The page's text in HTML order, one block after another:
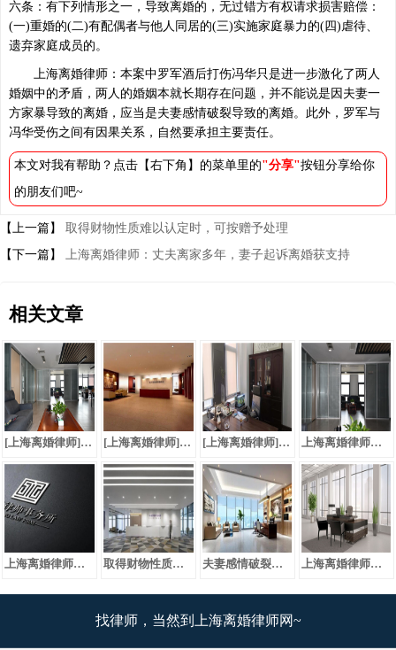
六条：有下列情形之一，导致离婚的，无过错方有权请求损害赔偿：
(一)重婚的(二)有配偶者与他人同居的(三)实施家庭暴力的(四)虐待、
遗弃家庭成员的。
上海离婚律师：本案中罗军酒后打伤冯华只是进一步激化了两人
婚姻中的矛盾，两人的婚姻本就长期存在问题，并不能说是因夫妻一
方家暴导致的离婚，应当是夫妻感情破裂导致的离婚。此外，罗军与
冯华受伤之间有因果关系，自然要承担主要责任。
本文对我有帮助？点击【右下角】的菜单里的"分享"按钮分享给你
的朋友们吧~
【上一篇】
取得财物性质难以认定时，可按赠予处理
【下一篇】
上海离婚律师：丈夫离家多年，妻子起诉离婚获支持
相关文章
[上海离婚律师]归还彩礼的时间要求及额度如何确定？ [上海离婚律师]嫡亲表兄妹在法律上不能成婚 [上海离婚律师]分居五年又失去音讯，能否起诉离婚？ 上海离婚律师：再婚夫妻离婚，子女们是否还要尽赡养义务
上海离婚律师：丈夫离家多年，妻子起诉离婚获支持 取得财物性质难以认定时，可按赠予处理 夫妻感情破裂而离婚及后续财产分割问题 上海离婚律师：要离婚了，彩礼如何归还
找律师，当然到上海离婚律师网~